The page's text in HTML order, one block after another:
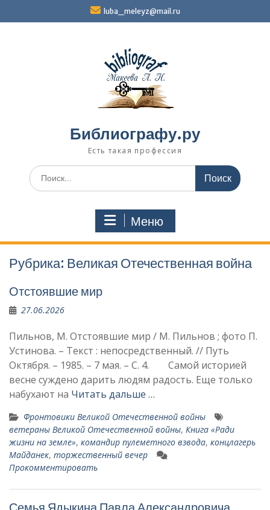
luba_meleyz@mail.ru
Библиографу.ру
Есть такая профессия
Поиск
по:
Меню
Рубрика: Великая Отечественная война
Отстоявшие мир
27.06.2026
Пильнов, М. Отстоявшие мир / М. Пильнов ; фото П.
Устинова. – Текст : непосредственный. // Путь
Октября. – 1985. – 7 мая. – С. 4. Самой историей
вес­не суждено дарить людям радость. Еще только
набухают на Читать дальше …
Фронтовики Великой Отечественной войны
ветераны Великой Отечественной войны, Книга «Ради
жизни на земле», командир пуле­метного взвода, концлагерь
Майданек, торжественный вечер
Прокомментировать